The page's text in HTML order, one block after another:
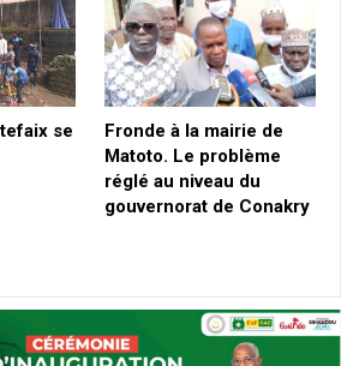
se
Fronde à la mairie de
Matoto. Le problème
réglé au niveau du
gouvernorat de Conakry